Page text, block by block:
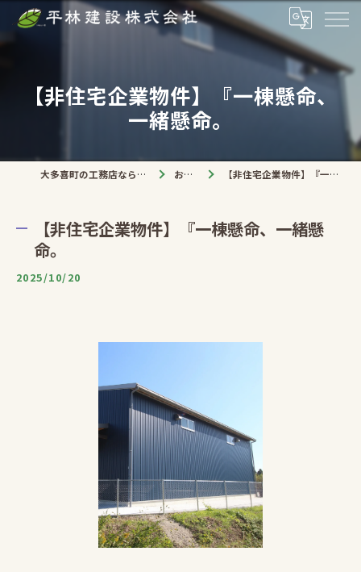
【非住宅企業物件】『一棟懸命、
一緒懸命。
大多喜町の工務店なら平林建設株式会社 お知らせ 【非住宅企業物件】『一棟懸命、一緒懸命。
【非住宅企業物件】『一棟懸命、一緒懸
命。
2025/10/20